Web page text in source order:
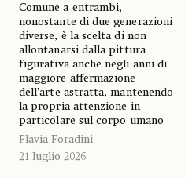
Comune a entrambi,
nonostante di due generazioni
diverse, è la scelta di non
allontanarsi dalla pittura
figurativa anche negli anni di
maggiore affermazione
dell’arte astratta, mantenendo
la propria attenzione in
particolare sul corpo umano
Flavia Foradini
21 luglio 2026